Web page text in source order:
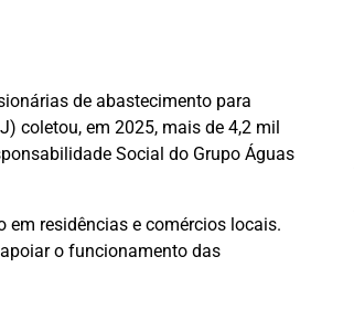
de abastecimento para
coletou, em 2025, mais de 4,2 mil
Social do Grupo Águas
em residências e comércios locais.
o funcionamento das